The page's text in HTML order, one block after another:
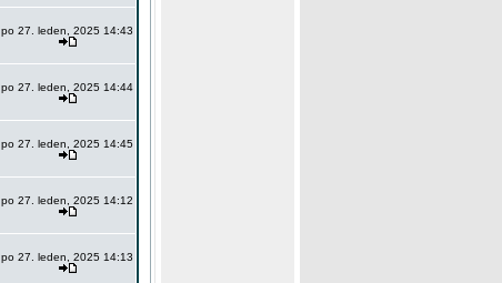
po 27. leden, 2025 14:43
po 27. leden, 2025 14:44
po 27. leden, 2025 14:45
po 27. leden, 2025 14:12
po 27. leden, 2025 14:13